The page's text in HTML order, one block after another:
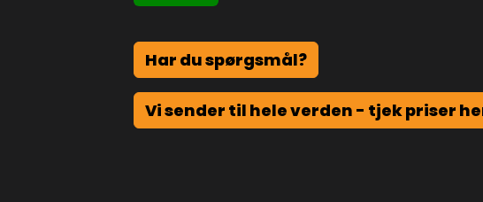
Har du spørgsmål?
Vi sender til hele verden - tjek priser